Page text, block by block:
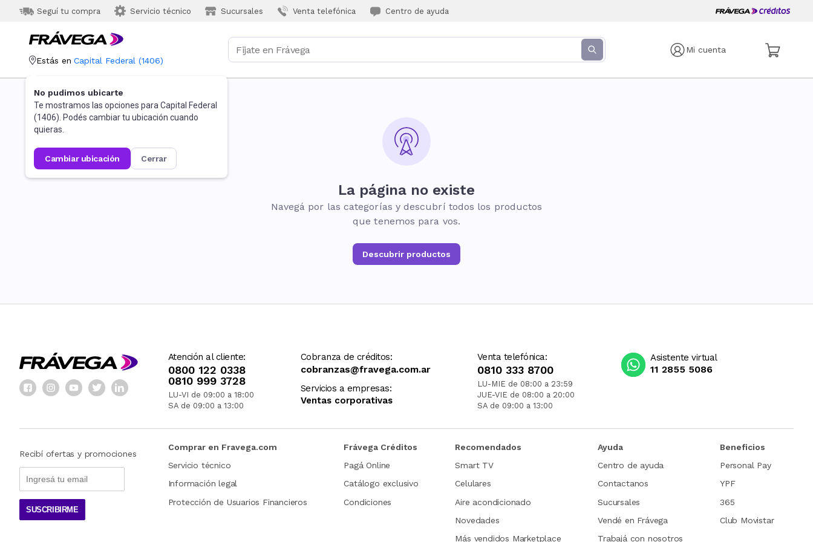
Seguí tu compra Servicio técnico Sucursales Venta telefónica Centro de ayuda
Mi cuenta
Estás en Capital Federal (1406)
No pudimos ubicarte
Te mostramos las opciones para Capital Federal
(1406). Podés cambiar tu ubicación cuando
quieras.
cambiar ubicación cerrar
La página no existe
Navegá por las categorías y descubrí todos los productos
que tenemos para vos.
Descubrir productos
Atención al cliente:
0800 122 0338
0810 999 3728
LU-VI de 09:00 a 18:00
SA de 09:00 a 13:00
Cobranza de créditos:
cobranzas@fravega.com.ar
Servicios a empresas:
Ventas corporativas
Venta telefónica:
0810 333 8700
LU-MIE de 08:00 a 23:59
JUE-VIE de 08:00 a 20:00
SA de 09:00 a 13:00
Asistente virtual
11 2855 5086
Recibí ofertas y promociones
SUSCRIBIRME
Comprar en Fravega.com
Servicio técnico
Información legal
Protección de Usuarios Financieros
Frávega Créditos
Pagá Online
Catálogo exclusivo
Condiciones
Recomendados
Smart TV
Celulares
Aire acondicionado
Novedades
Más vendidos Marketplace
Ayuda
Centro de ayuda
Contactanos
Sucursales
Vendé en Frávega
Trabajá con nosotros
Beneficios
Personal Pay
YPF
365
Club Movistar